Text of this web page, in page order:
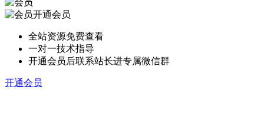
开通会员
全站资源免费查看
一对一技术指导
开通会员后联系站长进专属微信群
开通会员